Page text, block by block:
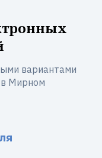
вариантами
в Мирном